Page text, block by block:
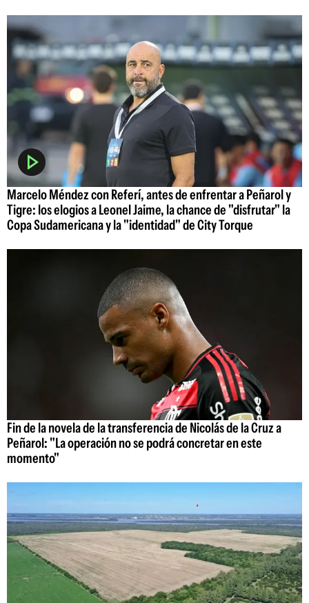
Marcelo Méndez con Referí, antes de enfrentar a Peñarol y
Tigre: los elogios a Leonel Jaime, la chance de "disfrutar" la
Copa Sudamericana y la "identidad" de City Torque
Fin de la novela de la transferencia de Nicolás de la Cruz a
Peñarol: "La operación no se podrá concretar en este
momento"